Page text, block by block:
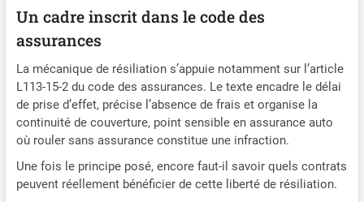
Un cadre inscrit dans le code des
assurances
La mécanique de résiliation s’appuie notamment sur l’article
L113-15-2 du code des assurances. Le texte encadre le délai
de prise d’effet, précise l’absence de frais et organise la
continuité de couverture, point sensible en assurance auto
où rouler sans assurance constitue une infraction.
Une fois le principe posé, encore faut-il savoir quels contrats
peuvent réellement bénéficier de cette liberté de résiliation.